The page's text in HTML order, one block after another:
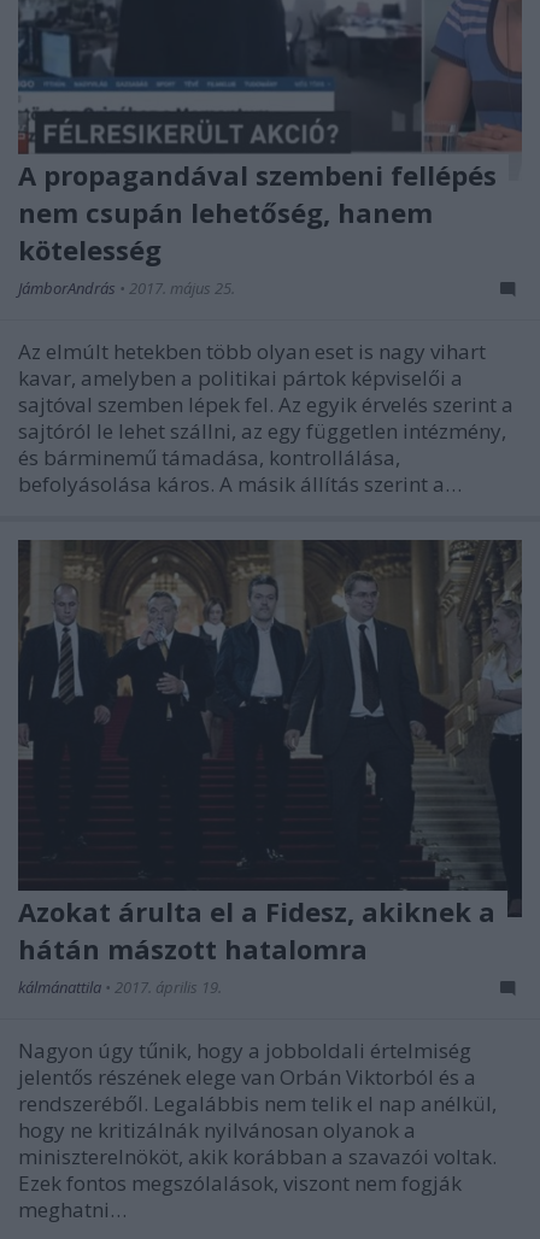
A propagandával szembeni fellépés
nem csupán lehetőség, hanem
kötelesség
JámborAndrás • 2017. május 25.
Az elmúlt hetekben több olyan eset is nagy vihart
kavar, amelyben a politikai pártok képviselői a
sajtóval szemben lépek fel. Az egyik érvelés szerint a
sajtóról le lehet szállni, az egy független intézmény,
és bárminemű támadása, kontrollálása,
befolyásolása káros. A másik állítás szerint a…
Azokat árulta el a Fidesz, akiknek a
hátán mászott hatalomra
kálmánattila • 2017. április 19.
Nagyon úgy tűnik, hogy a jobboldali értelmiség
jelentős részének elege van Orbán Viktorból és a
rendszeréből. Legalábbis nem telik el nap anélkül,
hogy ne kritizálnák nyilvánosan olyanok a
miniszterelnököt, akik korábban a szavazói voltak.
Ezek fontos megszólalások, viszont nem fogják
meghatni…